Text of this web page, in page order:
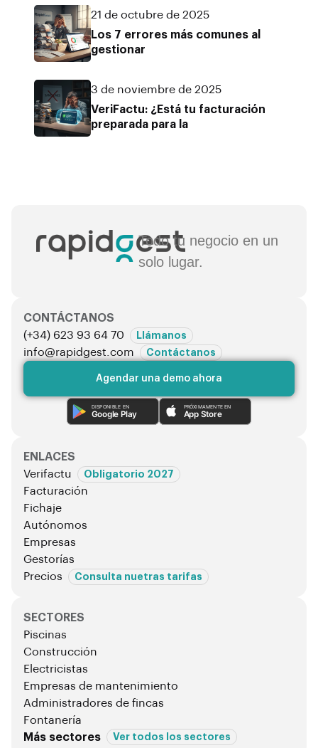
21 de octubre de 2025
Los 7 errores más comunes al
gestionar
3 de noviembre de 2025
VeriFactu: ¿Está tu facturación
preparada para la
Todo tu negocio en un
solo lugar.
CONTÁCTANOS
(+34) 623 93 64 70
Llámanos
info@rapidgest.com Contáctanos
Agendar una demo ahora
DISPONIBLE EN
Google Play
PRÓXIMAMENTE EN
App Store
ENLACES
Verifactu
Obligatorio 2027
Facturación
Fichaje
Autónomos
Empresas
Gestorías
Precios
Consulta nuetras tarifas
SECTORES
Piscinas
Construcción
Electricistas
Empresas de mantenimiento
Administradores de fincas
Fontanería
Más sectores
Ver todos los sectores